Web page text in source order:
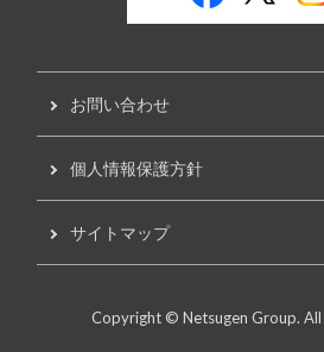
お問い合わせ
個人情報保護方針
サイトマップ
Copyright © Netsugen Group. All